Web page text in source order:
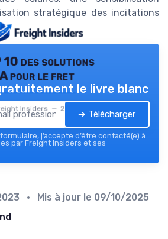
stratégique des incitations
10 des solutions
pour le fret
Insiders — 2026
le livre blanc
➔ Télécharger
j’accepte d’être contacté(e) à
par Freight Insiders et ses
• Mis à jour le 09/10/2025